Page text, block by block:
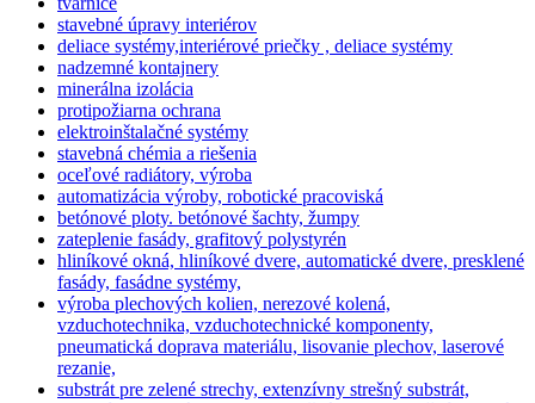
stavebné úpravy interiérov
deliace systémy,interiérové priečky , deliace systémy
nadzemné kontajnery
minerálna izolácia
protipožiarna ochrana
elektroinštalačné systémy
stavebná chémia a riešenia
oceľové radiátory, výroba
automatizácia výroby, robotické pracoviská
betónové ploty. betónové šachty, žumpy
zateplenie fasády, grafitový polystyrén
hliníkové okná, hliníkové dvere, automatické dvere, presklené
fasády, fasádne systémy,
výroba plechových kolien, nerezové kolená,
vzduchotechnika, vzduchotechnické komponenty,
pneumatická doprava materiálu, lisovanie plechov, laserové
rezanie,
substrát pre zelené strechy, extenzívny strešný substrát,